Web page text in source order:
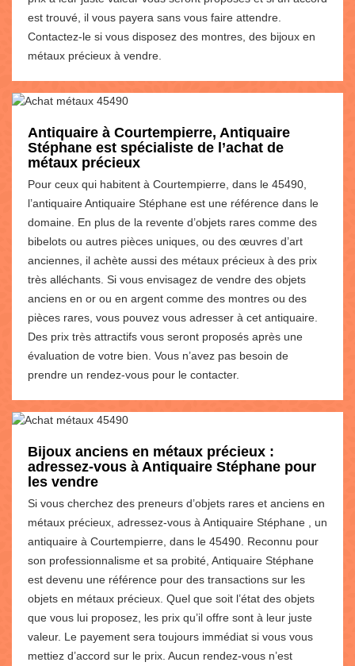
est trouvé, il vous payera sans vous faire attendre.
Contactez-le si vous disposez des montres, des bijoux en
métaux précieux à vendre.
Antiquaire à Courtempierre, Antiquaire
Stéphane est spécialiste de l’achat de
métaux précieux
Pour ceux qui habitent à Courtempierre, dans le 45490,
l’antiquaire Antiquaire Stéphane est une référence dans le
domaine. En plus de la revente d’objets rares comme des
bibelots ou autres pièces uniques, ou des œuvres d’art
anciennes, il achète aussi des métaux précieux à des prix
très alléchants. Si vous envisagez de vendre des objets
anciens en or ou en argent comme des montres ou des
pièces rares, vous pouvez vous adresser à cet antiquaire.
Des prix très attractifs vous seront proposés après une
évaluation de votre bien. Vous n’avez pas besoin de
prendre un rendez-vous pour le contacter.
Bijoux anciens en métaux précieux :
adressez-vous à Antiquaire Stéphane pour
les vendre
Si vous cherchez des preneurs d’objets rares et anciens en
métaux précieux, adressez-vous à Antiquaire Stéphane , un
antiquaire à Courtempierre, dans le 45490. Reconnu pour
son professionnalisme et sa probité, Antiquaire Stéphane
est devenu une référence pour des transactions sur les
objets en métaux précieux. Quel que soit l’état des objets
que vous lui proposez, les prix qu’il offre sont à leur juste
valeur. Le payement sera toujours immédiat si vous vous
mettiez d’accord sur le prix. Aucun rendez-vous n’est